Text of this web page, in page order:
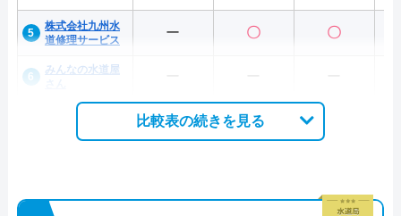
株式会社九州水
道修理サービス
ー 〇 〇
みんなの水道屋
比較表の続きを見る